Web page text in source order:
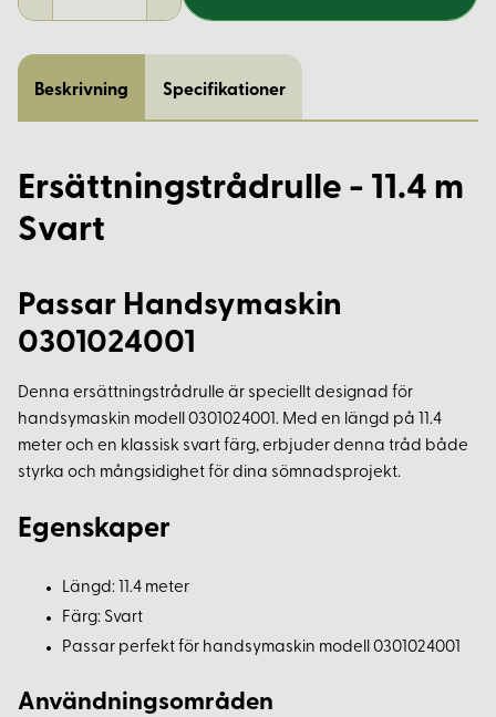
Beskrivning Specifikationer
Ersättningstrådrulle - 11.4 m
Svart
Passar Handsymaskin
0301024001
Denna ersättningstrådrulle är speciellt designad för
handsymaskin modell 0301024001. Med en längd på 11.4
meter och en klassisk svart färg, erbjuder denna tråd både
styrka och mångsidighet för dina sömnadsprojekt.
Egenskaper
Längd: 11.4 meter
Färg: Svart
Passar perfekt för handsymaskin modell 0301024001
Användningsområden